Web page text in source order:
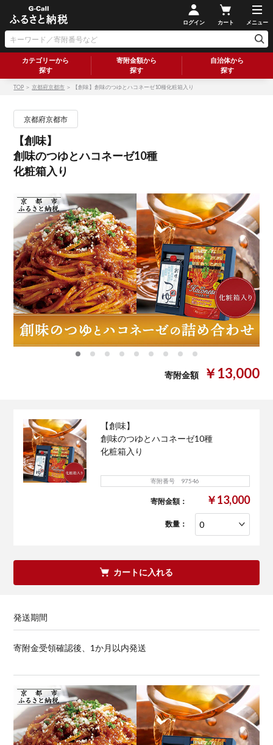
ログイン カート メニュー
カテゴリーから
探す
寄附金額から
探す
自治体から
探す
TOP ＞京都府京都市 ＞ 【創味】創味のつゆとハコネーゼ10種化粧箱入り
京都府京都市
【創味】
創味のつゆとハコネーゼ10種
化粧箱入り
寄附金額 ￥13,000
【創味】
創味のつゆとハコネーゼ10種
化粧箱入り
寄附番号 97546
寄附金額： ￥13,000
数量：
カートに入れる
発送期間
寄附金受領確認後、1か月以内発送